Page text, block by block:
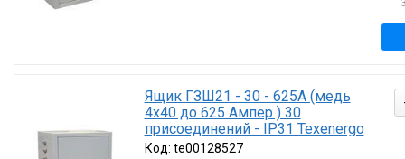
Ящик ГЗШ21 - 30 - 625А (медь
4х40 до 625 Ампер ) 30
присоединений - IP31 Texenergo
Код: te00128527